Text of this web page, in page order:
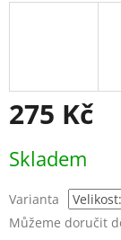
275 Kč
cena:
Skladem
Varianta
Můžeme doručit